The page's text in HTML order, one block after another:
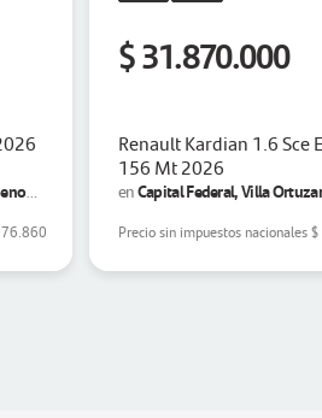
$ 31.870.000
Renault Kardian 1.6 Sce
156 Mt 2026
enCapital Federal, Villa Ortuzar
Precio sin impuestos nacionales